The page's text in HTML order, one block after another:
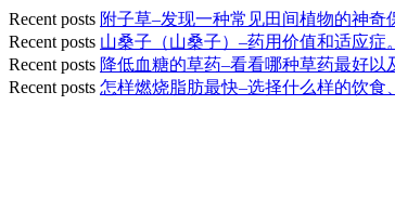
Recent posts 附子草–发现一种常见田间植物的神奇
Recent posts 山桑子（山桑子）–药用价值和适应
Recent posts 降低血糖的草药–看看哪种草药最好以
Recent posts 怎样燃烧脂肪最快–选择什么样的饮食